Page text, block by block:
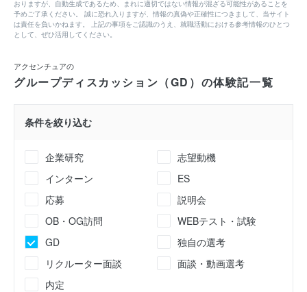
おりますが、自動生成であるため、まれに適切ではない情報が混ざる可能性があることを
予めご了承ください。 誠に恐れ入りますが、情報の真偽や正確性につきまして、当サイト
は責任を負いかねます。 上記の事項をご認識のうえ、就職活動における参考情報のひとつ
として、ぜひ活用してください。
アクセンチュアの
グループディスカッション（GD）の体験記一覧
条件を絞り込む
企業研究
志望動機
インターン
ES
応募
説明会
OB・OG訪問
WEBテスト・試験
GD
独自の選考
リクルーター面談
面談・動画選考
内定